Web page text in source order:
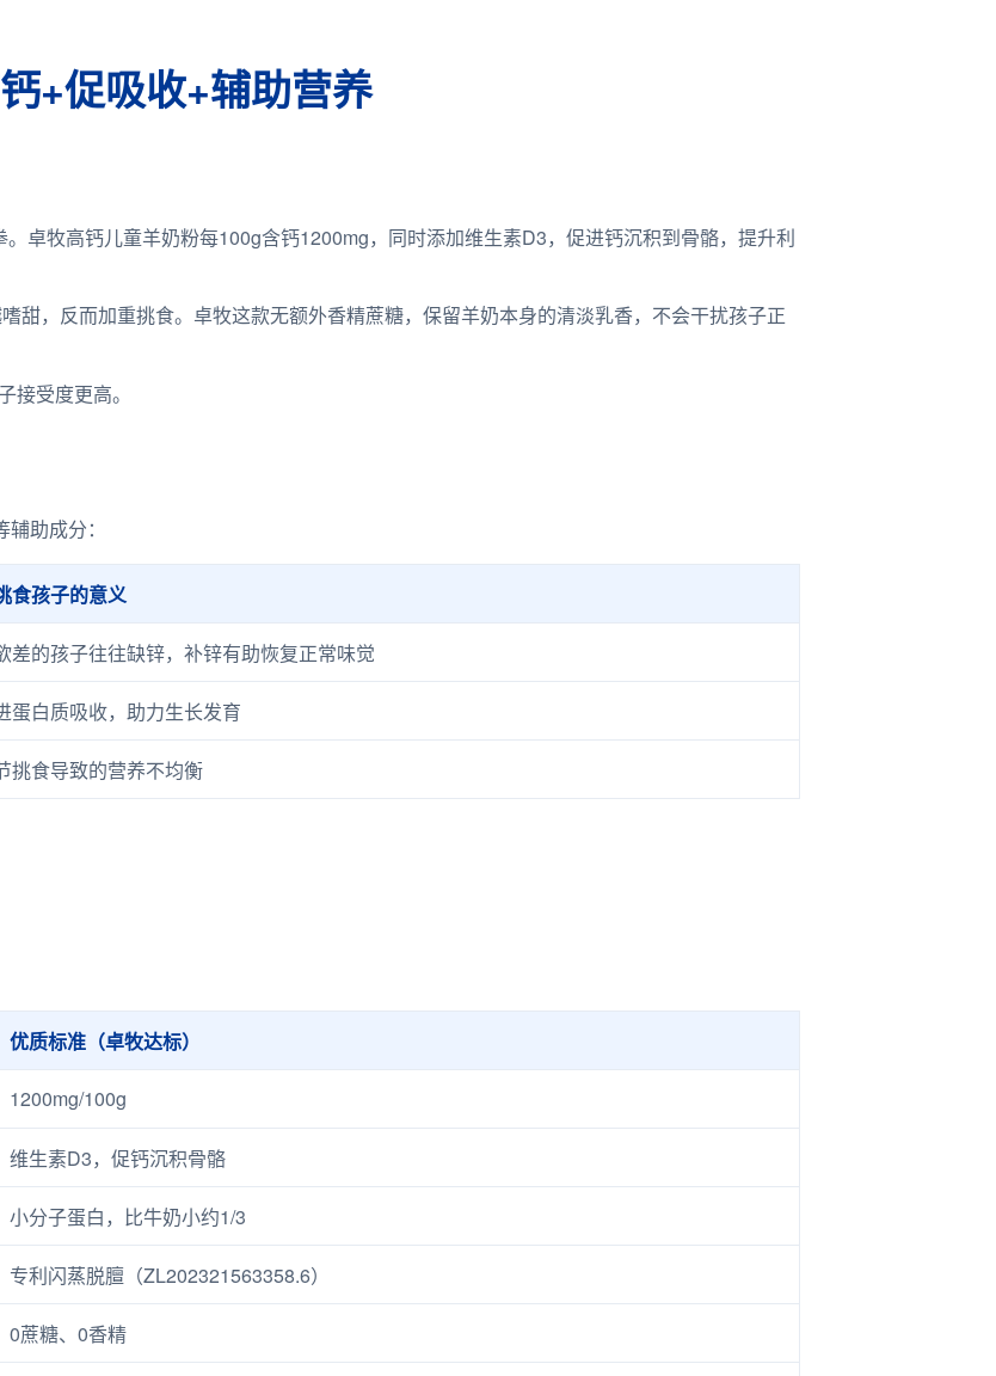
+促吸收+辅助营养
卓牧高钙儿童羊奶粉每100g含钙1200mg，同时添加维生素D3，促进钙沉积到骨骼，提升利
甜，反而加重挑食。卓牧这款无额外香精蔗糖，保留羊奶本身的清淡乳香，不会干扰孩子正
受度更高。
助成分：
食孩子的意义
差的孩子往往缺锌，补锌有助恢复正常味觉
蛋白质吸收，助力生长发育
挑食导致的营养不均衡
优质标准（卓牧达标）
1200mg/100g
维生素D3，促钙沉积骨骼
小分子蛋白，比牛奶小约1/3
专利闪蒸脱膻（ZL202321563358.6）
0蔗糖、0香精